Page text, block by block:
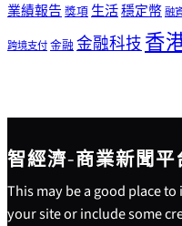
業績報告 獎項生活穩定幣融
跨境支付金融 金融科技香
智經濟-商業新聞平
This may be a good place
your site or include some